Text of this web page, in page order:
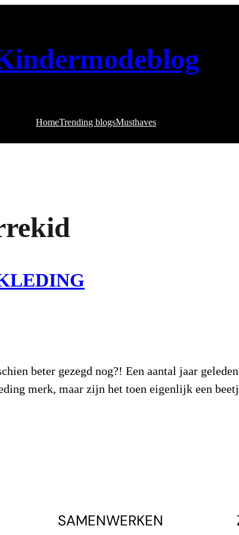
HomeTrending blogsMusthaves
beter gezegd nog?! Een aantal jaar
merk, maar zijn het toen eigenlijk een
SAMENWERKEN